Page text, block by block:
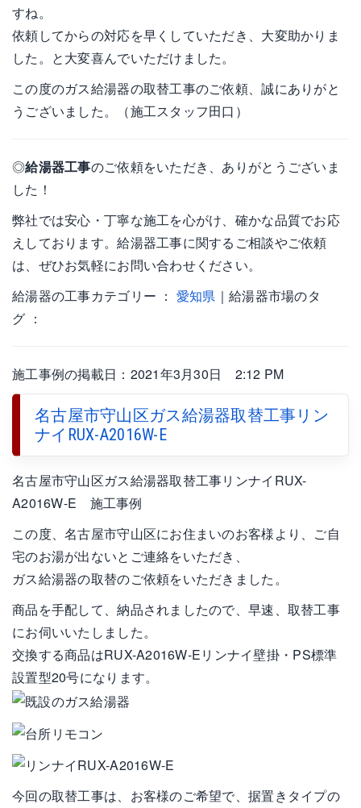
すね。
依頼してからの対応を早くしていただき、大変助かりま
した。と大変喜んでいただけました。
この度のガス給湯器の取替工事のご依頼、誠にありがと
うございました。（施工スタッフ田口）
◎給湯器工事のご依頼をいただき、ありがとうございま
した！
弊社では安心・丁寧な施工を心がけ、確かな品質でお応
えしております。給湯器工事に関するご相談やご依頼
は、ぜひお気軽にお問い合わせください。
給湯器の工事カテゴリー ： 愛知県 ｜給湯器市場のタ
グ ：
施工事例の掲載日：2021年3月30日 2:12 PM
名古屋市守山区ガス給湯器取替工事リン
ナイRUX-A2016W-E
名古屋市守山区ガス給湯器取替工事リンナイRUX-
A2016W-E 施工事例
この度、名古屋市守山区にお住まいのお客様より、ご自
宅のお湯が出ないとご連絡をいただき、
ガス給湯器の取替のご依頼をいただきました。
商品を手配して、納品されましたので、早速、取替工事
にお伺いいたしました。
交換する商品はRUX-A2016W-Eリンナイ壁掛・PS標準
設置型20号になります。
今回の取替工事は、お客様のご希望で、据置きタイプの